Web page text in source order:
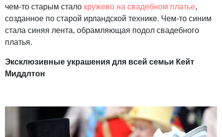
чем-то старым стало кружево на свадебном платье,
созданное по старой ирландской технике. Чем-то синим
стала синяя лента, обрамляющая подол свадебного
платья.
Эксклюзивные украшения для всей семьи Кейт
Миддлтон